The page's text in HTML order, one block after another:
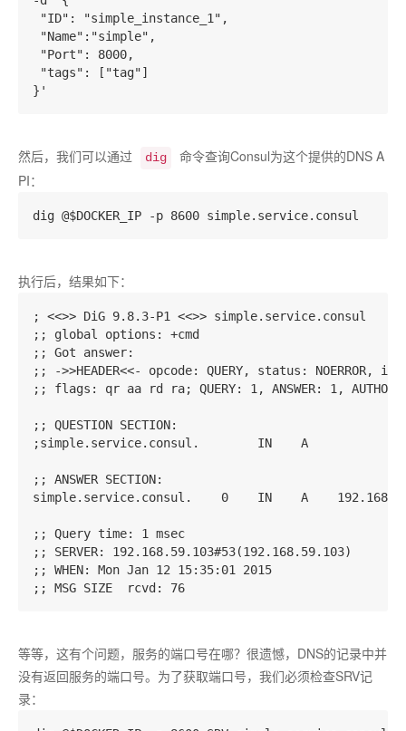
"ID": "simple_instance_1",
"Name":"simple",
"Port": 8000,
"tags": ["tag"]
然后，我们可以通过 dig
命令查询Consul为这个提供的DNS A
PI：
执行后，结果如下：
; <<>> DiG 9.8.3-P1 <<>> simple.service.consul
;; global options: +cmd
;; Got answer:
;; ->>HEADER<<- opcode: QUERY, status: NOERROR, id:
;; flags: qr aa rd ra; QUERY: 1, ANSWER: 1,
;; QUESTION SECTION:
;simple.service.consul.        IN    A
;; ANSWER SECTION:
simple.service.consul.    0    IN    A
;; Query time: 1 msec
;; SERVER: 192.168.59.103#53(192.168.59.103)
;; WHEN: Mon Jan 12 15:35:01 2015
等等，这有个问题，服务的端口号在哪？很遗憾，DNS的记录中并
没有返回服务的端口号。为了获取端口号，我们必须检查SRV记
录：